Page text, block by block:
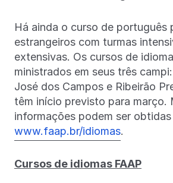
Há ainda o curso de português
estrangeiros com turmas
extensivas. Os cursos de
ministrados em seus três
José dos Campos e Ribeirão
têm início previsto para março.
informações podem ser
www.faap.br/idiomas.
Cursos de idiomas FAAP